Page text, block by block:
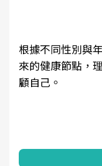
根據不同性別與
來的健康節點，
顧自己。